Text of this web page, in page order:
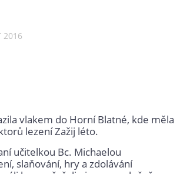
2016
vlakem do Horní Blatné, kde měla
lezení Zažij léto.
učitelkou Bc. Michaelou
slaňování, hry a zdolávání